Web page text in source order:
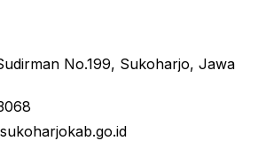
No.199, Sukoharjo, Jawa